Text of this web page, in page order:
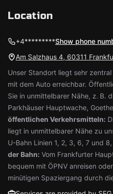
Location
+4*********Show phone
Am Salzhaus 4, 60311
Unser Standort liegt sehr
mit dem Auto erreichbar.
Sie in unmittelbarer Nähe, z. B.
Parkhäuser Hauptwache,
öffentlichen Verkehrsmitteln:
liegt in unmittelbarer Nähe zu
U-Bahn Linien 1, 2, 3, 6, 7 und
der Bahn: Vom Frankfurter
bequem mit ÖPNV anreisen
minütigen Spaziergang durch